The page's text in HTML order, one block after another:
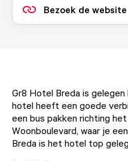
Bezoek de website
Gr8 Hotel Breda is
hotel heeft een goede
een bus pakken richting
Woonboulevard, waar je
Breda is het hotel top